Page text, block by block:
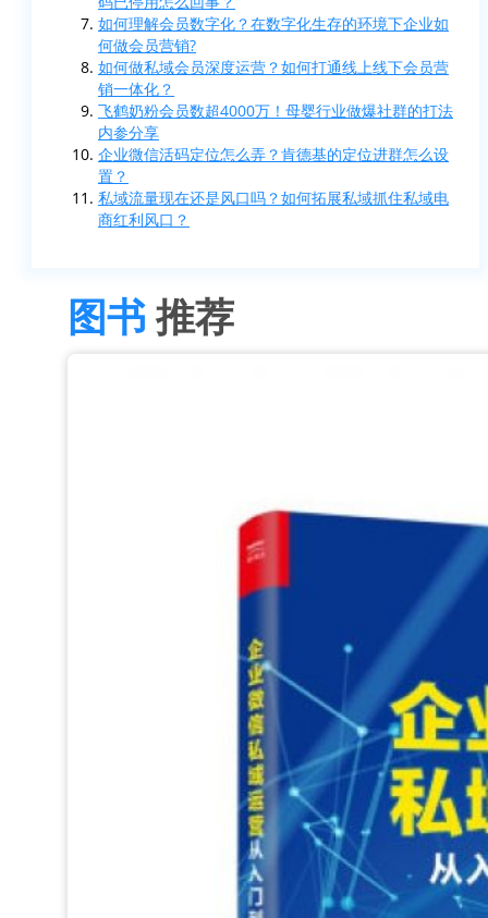
如何理解会员数字化？在数字化生存的环境下企业如
何做会员营销?
如何做私域会员深度运营？如何打通线上线下会员营
销一体化？
飞鹤奶粉会员数超4000万！母婴行业做爆社群的打法
内参分享
企业微信活码定位怎么弄？肯德基的定位进群怎么设
置？
私域流量现在还是风口吗？如何拓展私域抓住私域电
商红利风口？
图书推荐